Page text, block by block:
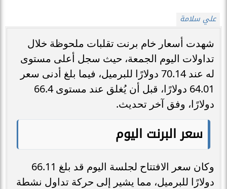
علي سلامة
شهدت أسعار خام برنت تقلبات ملحوظة خلال
تداولات اليوم الجمعة، حيث سجل أعلى مستوى
له عند 70.14 دولارًا للبرميل، فيما بلغ أدنى سعر
64.01 دولارًا، قبل أن يُغلق عند مستوى 66.4
دولارًا، وفق آخر تحديث.
سعر البرنت اليوم
وكان سعر الافتتاح لجلسة اليوم قد بلغ 66.11
دولارًا للبرميل، مما يشير إلى حركة تداول نشطة